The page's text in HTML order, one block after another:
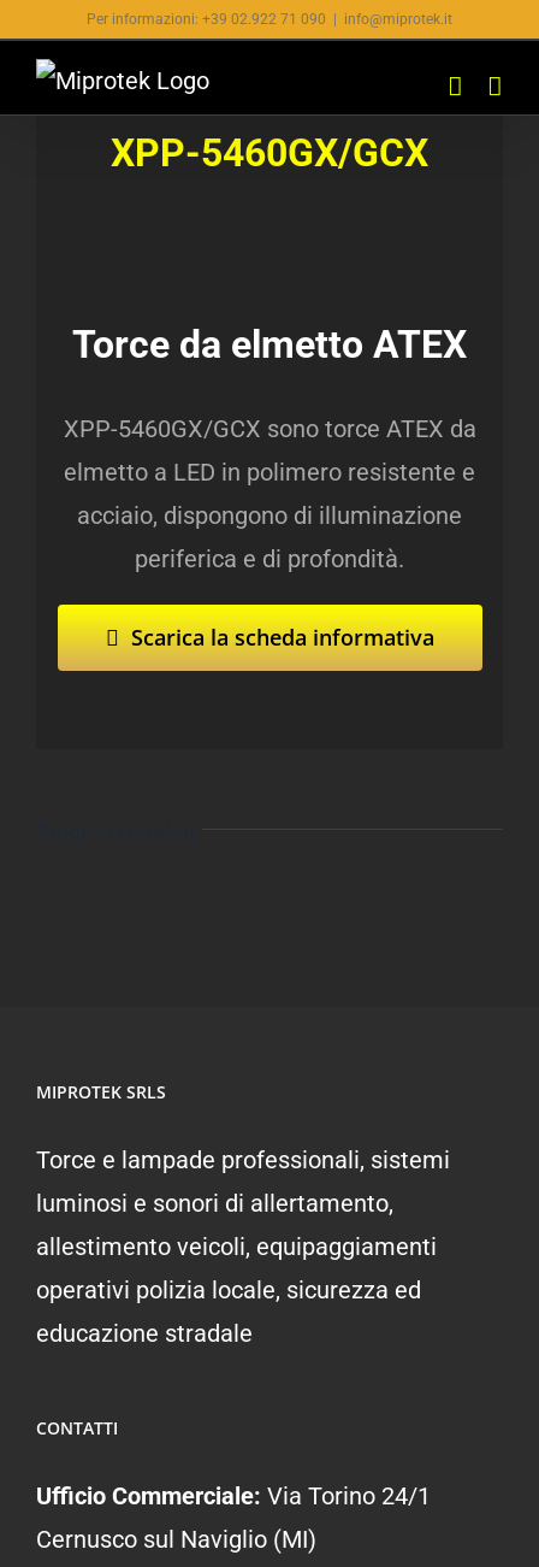
contenuto
Per informazioni: +39 02.922 71 090 info@miprotek.it
XPP-5460GX/GCX
Torce da elmetto ATEX
XPP-5460GX/GCX sono torce ATEX da
elmetto a LED in polimero resistente e
acciaio, dispongono di illuminazione
periferica e di profondità.
Scarica la scheda informativa
MIPROTEK SRLS
Torce e lampade professionali, sistemi
luminosi e sonori di allertamento,
allestimento veicoli, equipaggiamenti
operativi polizia locale, sicurezza ed
educazione stradale
CONTATTI
Ufficio Commerciale: Via Torino 24/1
Cernusco sul Naviglio (MI)